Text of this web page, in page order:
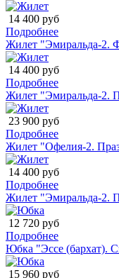
14 400 руб
Подробнее
Жилет "Эмиральда-2.
14 400 руб
Подробнее
Жилет "Эмиральда-2.
23 900 руб
Подробнее
Жилет "Офелия-2.
14 400 руб
Подробнее
Жилет "Эмиральда-2.
12 720 руб
Подробнее
Юбка "Эссе (бархат).
15 960 руб